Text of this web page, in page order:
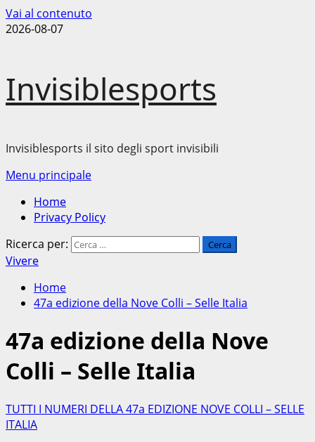
Vai al contenuto
2026-08-07
Invisiblesports
Invisiblesports il sito degli sport invisibili
Menu principale
Home
Privacy Policy
Ricerca per:
Vivere
Home
47a edizione della Nove Colli – Selle Italia
47a edizione della Nove
Colli – Selle Italia
TUTTI I NUMERI DELLA 47a EDIZIONE NOVE COLLI – SELLE
ITALIA